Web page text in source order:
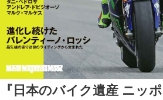
『日本のバイク遺産 ニッ